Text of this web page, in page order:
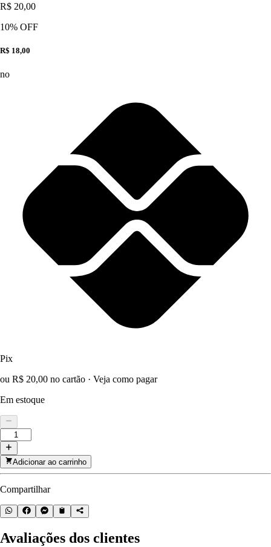
R$ 20,00
10% OFF
R$ 18,00
no
Pix
ou R$ 20,00 no cartão · Veja como pagar
Em estoque
Adicionar ao carrinho
Compartilhar
Avaliações dos clientes